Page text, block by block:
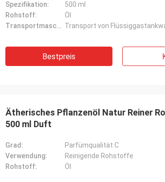
Spezifikation:
500 ml
Rohstoff:
Öl
Transportmaschine: Transport von
Bestpreis
Ätherisches Pflanzenöl Natur Reiner
500 ml Duft
Grad:
Parfümqualität C
Verwendung:
Reinigende Rohstoffe
Rohstoff:
Öl